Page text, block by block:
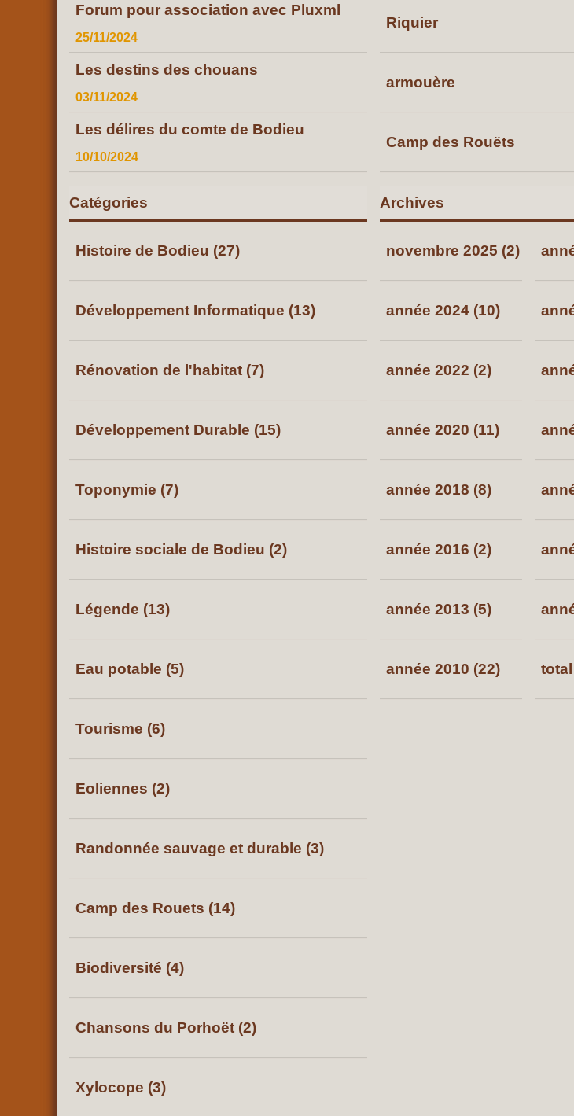
Forum pour association avec Pluxml
25/11/2024
Les destins des chouans
03/11/2024
Les délires du comte de Bodieu
10/10/2024
Riquier
armouère
Camp des Rouëts
Catégories
Histoire de Bodieu (27)
Développement Informatique (13)
Rénovation de l'habitat (7)
Développement Durable (15)
Toponymie (7)
Histoire sociale de Bodieu (2)
Légende (13)
Eau potable (5)
Tourisme (6)
Eoliennes (2)
Randonnée sauvage et durable (3)
Camp des Rouets (14)
Biodiversité (4)
Chansons du Porhoët (2)
Xylocope (3)
Archives
novembre 2025 (2)
année 2024 (10)
année 2022 (2)
année 2020 (11)
année 2018 (8)
année 2016 (2)
année 2013 (5)
année 2010 (22) total